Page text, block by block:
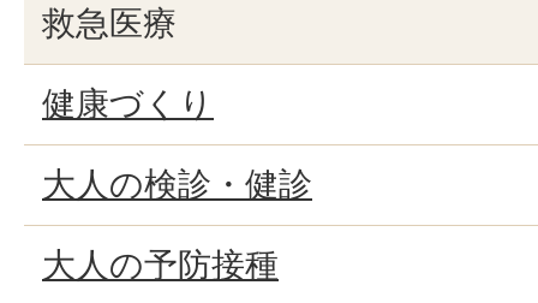
救急医療
健康づくり
大人の検診・健診
大人の予防接種